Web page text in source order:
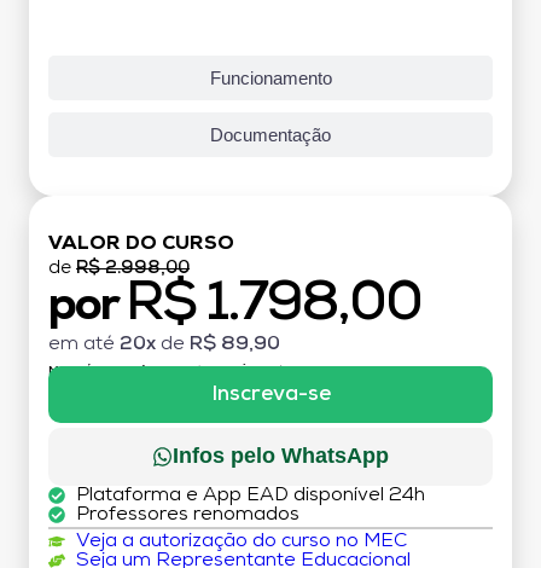
Funcionamento
Documentação
VALOR DO CURSO
de R$ 2.998,00
por R$ 1.798,00
em até 20x de R$ 89,90
MATRÍCULA:
Inscreva-se
Infos pelo WhatsApp
Plataforma e App EAD disponível 24h
Professores renomados
Veja a autorização do curso no MEC
Seja um Representante Educacional